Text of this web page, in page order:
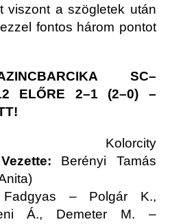
viszont a szögletek után
fontos három pontot
SC–
ELŐRE 2–1 (2–0) –
Vezette: Berényi Tamás
– Polgár K.,
Á., Demeter M. –